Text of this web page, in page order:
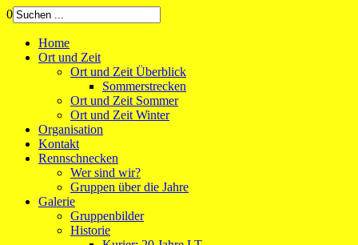
0
Home
Ort und Zeit
Ort und Zeit Überblick
Sommerstrecken
Ort und Zeit Sommer
Ort und Zeit Winter
Organisation
Kontakt
Rennschnecken
Wer sind wir?
Gruppen über die Jahre
Galerie
Gruppenbilder
Historie